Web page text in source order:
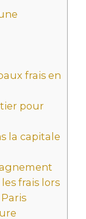
frais en
pour
la capitale
frais lors